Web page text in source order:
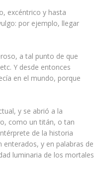
excéntrico y hasta
por ejemplo, llegar
a tal punto de que
Y desde entonces
en el mundo, porque
y se abrió a la
como un titán, o tan
de la historia
enterados, y en palabras de
luminaria de los mortales